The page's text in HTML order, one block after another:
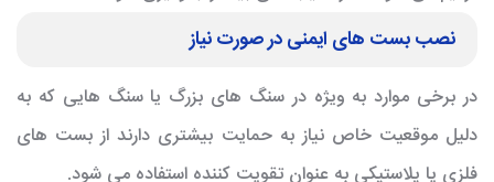
نصب بست های ایمنی در صورت نیاز
در برخی موارد به ویژه در سنگ های بزرگ یا سنگ هایی که به
دلیل موقعیت خاص نیاز به حمایت بیشتری دارند از بست های
فلزی یا پلاستیکی به عنوان تقویت کننده استفاده می شود.